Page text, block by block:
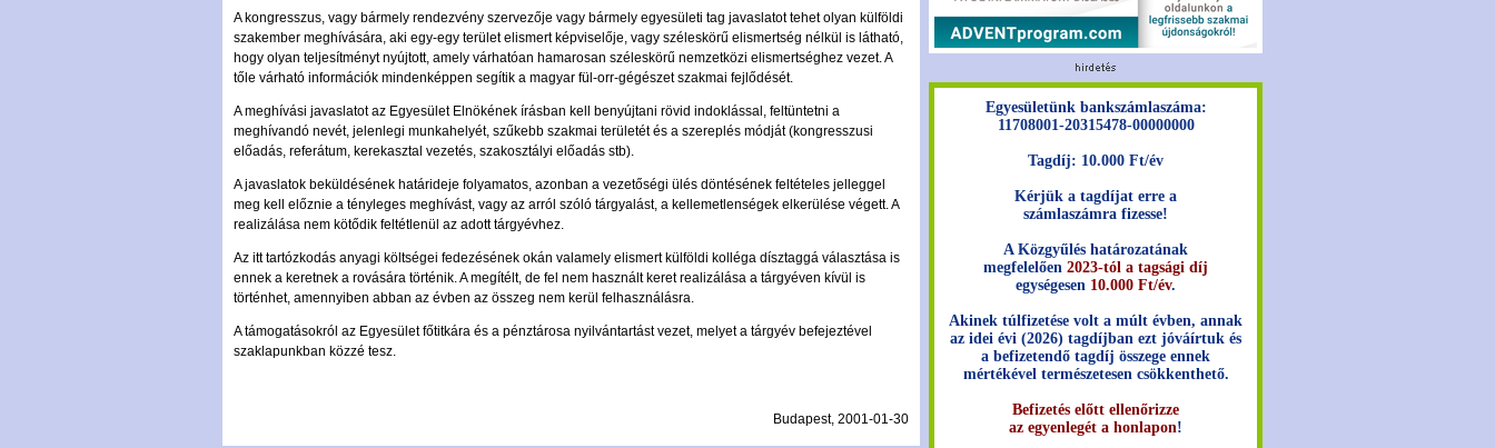
A kongresszus, vagy bármely rendezvény szervezője vagy bármely egyesületi tag javaslatot tehet olyan külföldi
szakember meghívására, aki egy-egy terület elismert képviselője, vagy széleskörű elismertség nélkül is látható,
hogy olyan teljesítményt nyújtott, amely várhatóan hamarosan széleskörű nemzetközi elismertséghez vezet. A
tőle várható információk mindenképpen segítik a magyar fül-orr-gégészet szakmai fejlődését.
A meghívási javaslatot az Egyesület Elnökének írásban kell benyújtani rövid indoklással, feltüntetni a
meghívandó nevét, jelenlegi munkahelyét, szűkebb szakmai területét és a szereplés módját (kongresszusi
előadás, referátum, kerekasztal vezetés, szakosztályi előadás stb).
A javaslatok beküldésének határideje folyamatos, azonban a vezetőségi ülés döntésének feltételes jelleggel
meg kell előznie a tényleges meghívást, vagy az arról szóló tárgyalást, a kellemetlenségek elkerülése végett. A
realizálása nem kötődik feltétlenül az adott tárgyévhez.
Az itt tartózkodás anyagi költségei fedezésének okán valamely elismert külföldi kolléga dísztaggá választása is
ennek a keretnek a rovására történik. A megítélt, de fel nem használt keret realizálása a tárgyéven kívül is
történhet, amennyiben abban az évben az összeg nem kerül felhasználásra.
A támogatásokról az Egyesület főtitkára és a pénztárosa nyilvántartást vezet, melyet a tárgyév befejeztével
szaklapunkban közzé tesz.
Budapest, 2001-01-30
Egyesületünk bankszámlaszáma:
11708001-20315478-00000000
Tagdíj: 10.000 Ft/év
Kérjük a tagdíjat erre a
számlaszámra fizesse!
A Közgyűlés határozatának
megfelelően2023-tól a tagsági díj
egységesen 10.000 Ft/év.
Akinek túlfizetése volt a múlt évben, annak
az idei évi (2026) tagdíjban ezt jóváírtuk és
a befizetendő tagdíj összege ennek
mértékével természetesen csökkenthető.
Befizetés előtt ellenőrizze
az egyenlegét a honlapon!